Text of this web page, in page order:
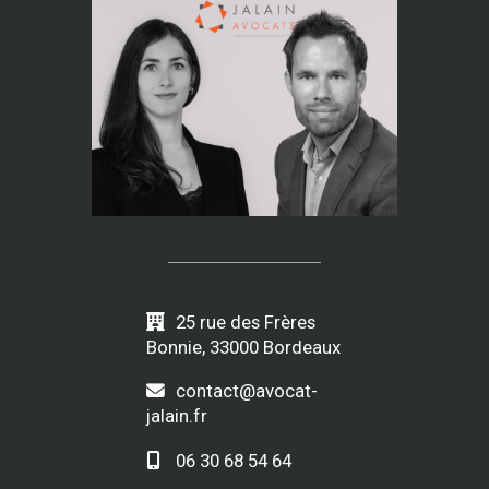
25 rue des Frères
Bonnie, 33000 Bordeaux
contact@avocat-
jalain.fr
06 30 68 54 64